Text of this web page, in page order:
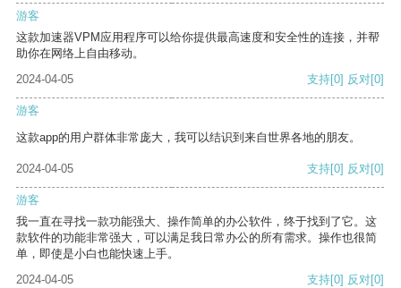
游客
这款加速器VPM应用程序可以给你提供最高速度和安全性的连接，并帮
助你在网络上自由移动。
2024-04-05
支持[0] 反对[0]
游客
这款app的用户群体非常庞大，我可以结识到来自世界各地的朋友。
2024-04-05 支持[0] 反对[0]
游客
我一直在寻找一款功能强大、操作简单的办公软件，终于找到了它。这
款软件的功能非常强大，可以满足我日常办公的所有需求。操作也很简
单，即使是小白也能快速上手。
2024-04-05
支持[0] 反对[0]